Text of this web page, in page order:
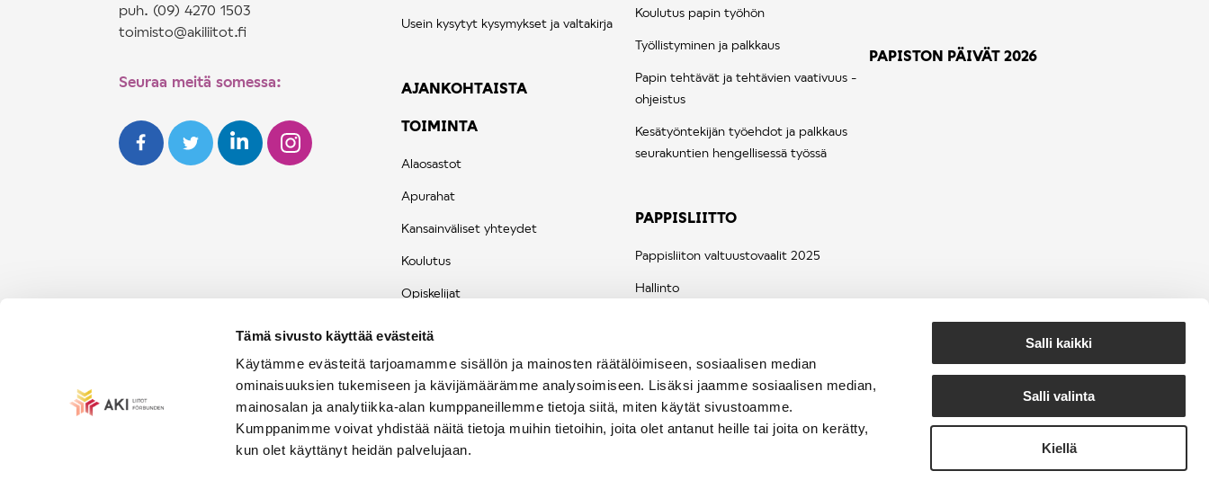
Tämä sivusto käyttää evästeitä
Käytämme evästeitä tarjoamamme sisällön ja mainosten räätälöimiseen, sosiaalisen median
ominaisuuksien tukemiseen ja kävijämäärämme analysoimiseen. Lisäksi jaamme sosiaalisen median,
mainosalan ja analytiikka-alan kumppaneillemme tietoja siitä, miten käytät sivustoamme.
Kumppanimme voivat yhdistää näitä tietoja muihin tietoihin, joita olet antanut heille tai joita on kerätty,
kun olet käyttänyt heidän palvelujaan.
Salli kaikki
Salli valinta
Kiellä
puh. (09) 4270 1503
toimisto@akiliitot.fi
Seuraa meitä somessa:
Usein kysytyt kysymykset ja valtakirja
AJANKOHTAISTA
TOIMINTA
Alaosastot
Apurahat
Kansainväliset yhteydet
Koulutus
Opiskelijat
Koulutus papin työhön
Työllistyminen ja palkkaus
Papin tehtävät ja tehtävien vaativuus -
ohjeistus
Kesätyöntekijän työehdot ja palkkaus
seurakuntien hengellisessä työssä
PAPPISLIITTO
Pappisliiton valtuustovaalit 2025
Hallinto
PAPISTON PÄIVÄT 2026